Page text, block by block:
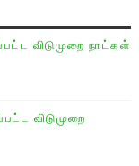
விடுமுறை நாட்கள்
விடுமுறை